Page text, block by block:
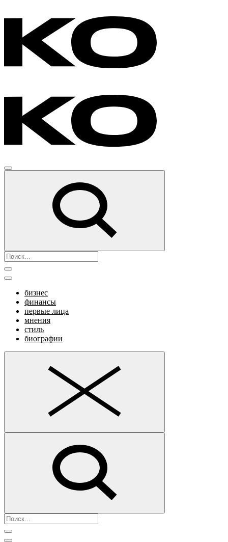
бизнес
финансы
первые лица
мнения
стиль
биографии